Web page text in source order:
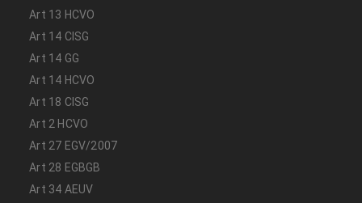
Art 13 HCVO
Art 14 CISG
Art 14 GG
Art 14 HCVO
Art 18 CISG
Art 2 HCVO
Art 27 EGV/2007
Art 28 EGBGB
Art 34 AEUV